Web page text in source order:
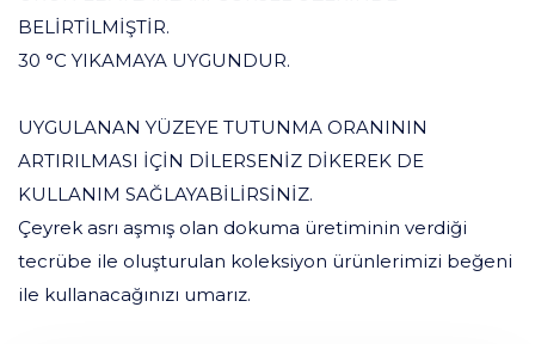
BELİRTİLMİŞTİR.
30 °C YIKAMAYA UYGUNDUR.
UYGULANAN YÜZEYE TUTUNMA ORANININ
ARTIRILMASI İÇİN DİLERSENİZ DİKEREK DE
KULLANIM SAĞLAYABİLİRSİNİZ.
Çeyrek asrı aşmış olan dokuma üretiminin verdiği
tecrübe ile oluşturulan koleksiyon ürünlerimizi beğeni
ile kullanacağınızı umarız.